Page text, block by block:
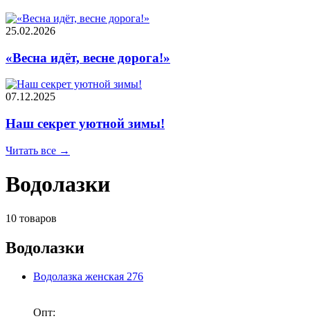
25.02.2026
«Весна идёт, весне дорога!»
07.12.2025
Наш секрет уютной зимы!
Читать все →
Водолазки
10 товаров
Водолазки
Водолазка женская 276
Опт: